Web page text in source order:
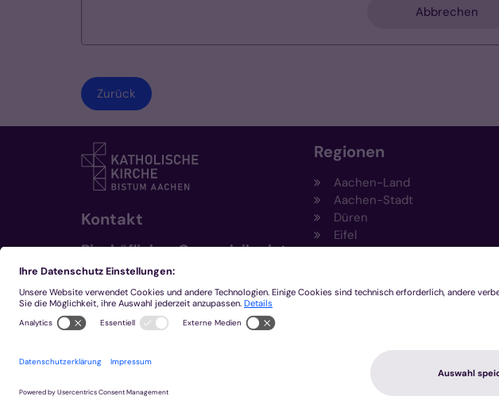
Abbrechen
Zurück
Kontakt
Bischöfliches Generalvikariat
Aachen
+49 241 452-0
kommunikation@bistum-
aachen.de
Regionen
Aachen-Land
Aachen-Stadt
Düren
Eifel
Krefeld
2026 © Bistum Aachen Datenschutzerklärung